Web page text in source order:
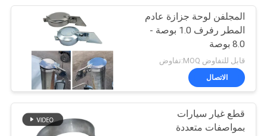
المجلفن لوحة جزازة عادم
المطر رفرف 1.0 بوصة -
8.0 بوصة
قابل للتفاوض MOQ:تفاوض
الاتصال
قطع غيار سيارات
بمواصفات متعددة